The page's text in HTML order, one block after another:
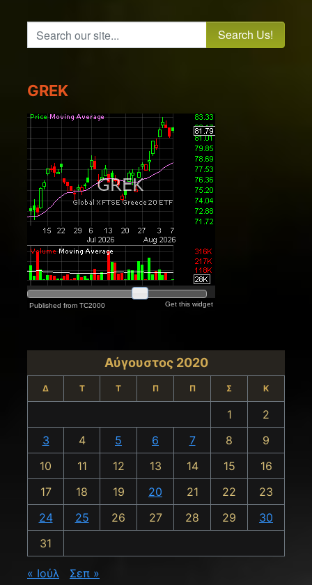
Search our site...
GREK
Αύγουστος 2020
Δ Τ Τ Π Π Σ Κ
1
2
3
4 5 6 7 8
9
10
11 12 13 14 15
16
17
18 19 20 21 22
23
24
25 26 27 28 29
30
31
« Ιούλ Σεπ »